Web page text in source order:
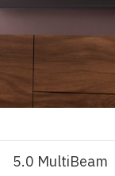
5.0 MultiBeam